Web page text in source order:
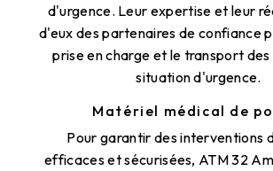
d'urgence. Leur expertise et leur
d'eux des partenaires de confiance
prise en charge et le transport
situation d'urgence.
Matériel médical de
Pour garantir des interventions
efficaces et sécurisées, ATM 32